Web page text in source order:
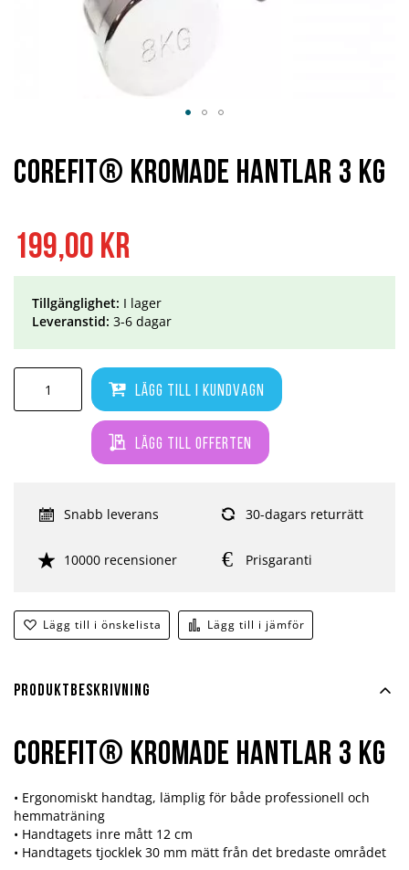
199,00 kr
Lägg till i kundvagn
Lägg till offerten
Lägg till i önskelista Lägg till i jämför
Tillgänglighet: I lager
Leveranstid: 3-6 dagar
Snabb leverans 30-dagars returrätt
10000 recensioner Prisgaranti
Corefit® Kromade Hantlar 3 kg
början
av
Produktbeskrivning
COREFIT® KROMADE HANTLAR 3 KG
• Ergonomiskt handtag, lämplig för både professionell och
hemmaträning
• Handtagets inre mått 12 cm
• Handtagets tjocklek 30 mm mätt från det bredaste området